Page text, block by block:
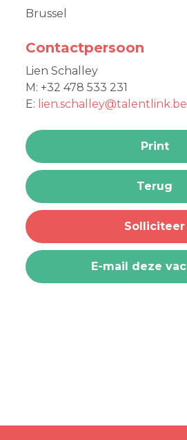
Brussel
Contactpersoon
Lien Schalley
M: +32 478 533 231
E: lien.schalley@talentlink.be